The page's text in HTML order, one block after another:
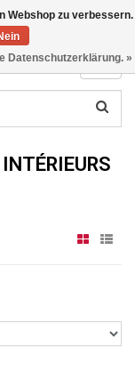
Webshop zu verbessern.
Datenschutzerklärung. »